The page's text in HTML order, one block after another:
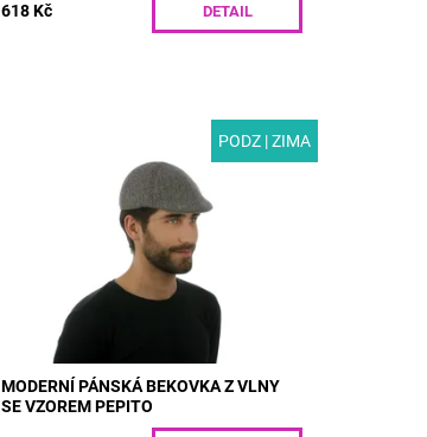
618 Kč DETAIL
PODZ | ZIMA
MODEL: T43 | Moderní pánská bekovka z
vlny se vzorem pepito. Díky stylovému
vzhledu a skvělé hřejivosti si jistě najde
cestu do vašeho zimního...
Skladem
T43/55
MODERNÍ PÁNSKÁ BEKOVKA Z VLNY
SE VZOREM PEPITO